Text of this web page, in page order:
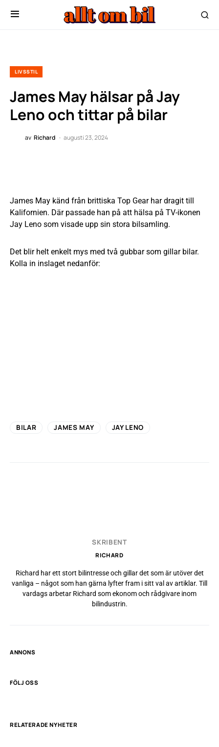
LIVSSTIL
James May hälsar på Jay
Leno och tittar på bilar
av Richard augusti 23, 2024
James May känd från brittiska Top Gear har dragit till
Kalifornien. Där passade han på att hälsa på TV-ikonen
Jay Leno som visade upp sin stora bilsamling.
Det blir helt enkelt mys med två gubbar som gillar bilar.
Kolla in inslaget nedanför:
BILAR JAMES MAY JAY LENO
SKRIBENT
RICHARD
Richard har ett stort bilintresse och gillar det som är utöver det
vanliga – något som han gärna lyfter fram i sitt val av artiklar. Till
vardags arbetar Richard som ekonom och rådgivare inom
bilindustrin.
ANNONS
FÖLJ OSS
RELATERADE NYHETER